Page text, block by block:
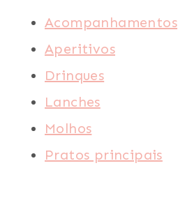
Acompanhamentos
Aperitivos
Drinques
Lanches
Molhos
Pratos principais